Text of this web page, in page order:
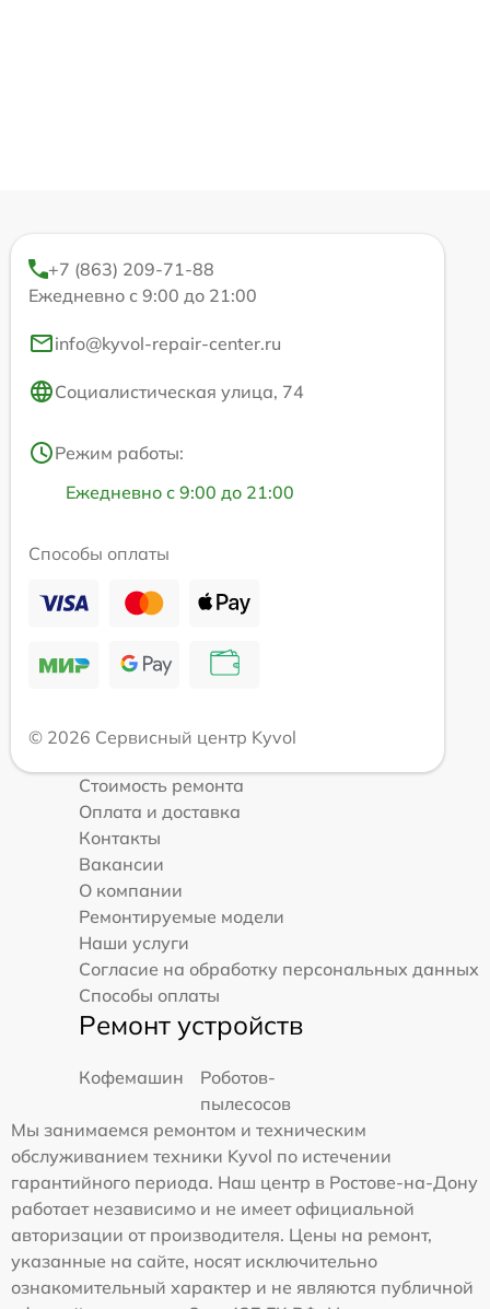
+7 (863) 209-71-88
Ежедневно с 9:00 до 21:00
info@kyvol-repair-center.ru
Социалистическая улица, 74
Режим работы:
Ежедневно с 9:00 до 21:00
Способы оплаты
© 2026 Сервисный центр Kyvol
Стоимость ремонта
Оплата и доставка
Контакты
Вакансии
О компании
Ремонтируемые модели
Наши услуги
Согласие на обработку персональных данных
Способы оплаты
Ремонт устройств
Кофемашин
Роботов-
пылесосов
Мы занимаемся ремонтом и техническим
обслуживанием техники Kyvol по истечении
гарантийного периода. Наш центр в Ростове-на-Дону
работает независимо и не имеет официальной
авторизации от производителя. Цены на ремонт,
указанные на сайте, носят исключительно
ознакомительный характер и не являются публичной